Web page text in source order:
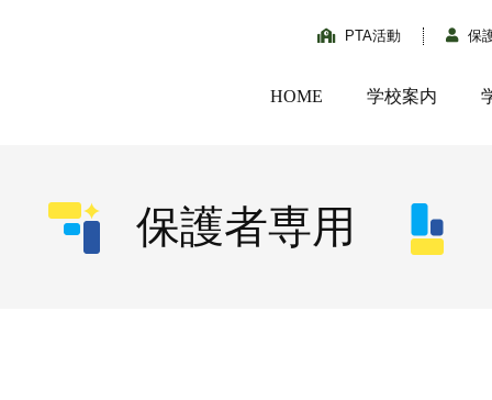
PTA活動 保
HOME 学校案内
保護者専用